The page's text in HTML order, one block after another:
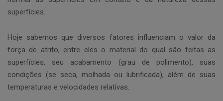
superfícies.
Hoje sabemos que diversos fatores influenciam o valor da
força de atrito, entre eles o material do qual são feitas as
superfícies, seu acabamento (grau de polimento), suas
condições (se seca, molhada ou lubrificada), além de suas
temperaturas e velocidades relativas.